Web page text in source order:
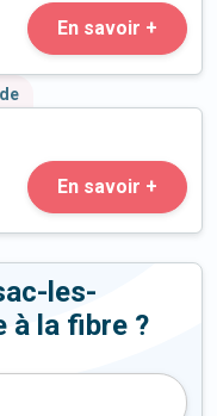
En savoir +
En savoir +
les-
à la fibre ?